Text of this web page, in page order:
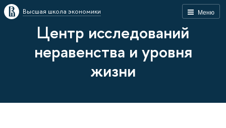
Меню
Высшая школа экономики
Центр исследований
неравенства и уровня
жизни